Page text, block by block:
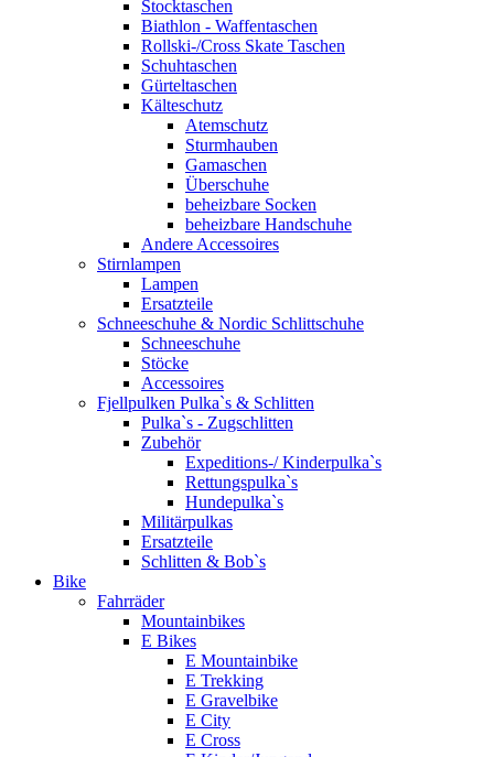
Stocktaschen
Biathlon - Waffentaschen
Rollski-/Cross Skate Taschen
Schuhtaschen
Gürteltaschen
Kälteschutz
Atemschutz
Sturmhauben
Gamaschen
Überschuhe
beheizbare Socken
beheizbare Handschuhe
Andere Accessoires
Stirnlampen
Lampen
Ersatzteile
Schneeschuhe & Nordic Schlittschuhe
Schneeschuhe
Stöcke
Accessoires
Fjellpulken Pulka`s & Schlitten
Pulka`s - Zugschlitten
Zubehör
Expeditions-/ Kinderpulka`s
Rettungspulka`s
Hundepulka`s
Militärpulkas
Ersatzteile
Schlitten & Bob`s
Bike
Fahrräder
Mountainbikes
E Bikes
E Mountainbike
E Trekking
E Gravelbike
E City
E Cross